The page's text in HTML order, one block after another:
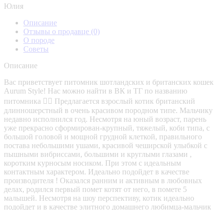
Юлия
Описание
Отзывы о продавце (0)
О породе
Советы
Описание
Вас приветствует питомник шотландских и британских кошек
Aurum Style! Нас можно найти в ВК и ТГ по названию
питомника 👍🏻 Предлагается взрослый котик британский
длинношерстный в очень красивом породном типе. Мальчику
недавно исполнился год. Несмотря на юный возраст, парень
уже прекрасно сформирован-крупный, тяжелый, коби типа, с
большой головой и мощной грудной клеткой, правильного
постава небольшими ушами, красивой чеширской улыбкой с
пышными вибриссами, большими и круглыми глазами ,
коротким курносым носиком. При этом с идеальным
контактным характером. Идеально подойдет в качестве
производителя ! Оказался ранним и активным в любовных
делах, родился первый помет котят от него, в помете 5
малышей. Несмотря на шоу перспективу, котик идеально
подойдет и в качестве элитного домашнего любимца-мальчик